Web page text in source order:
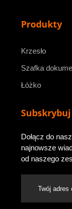
Produkty
Krzesło
Szafka
Łóżko
Dołącz do
najnowsze
od naszego